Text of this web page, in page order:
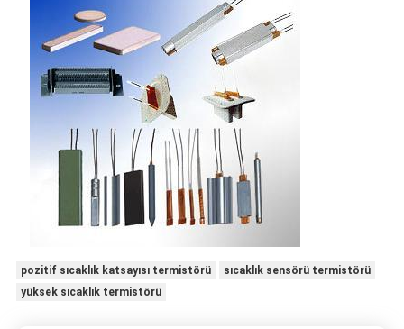
pozitif sıcaklık katsayısı termistörü
sıcaklık sensörü termistörü
yüksek sıcaklık termistörü